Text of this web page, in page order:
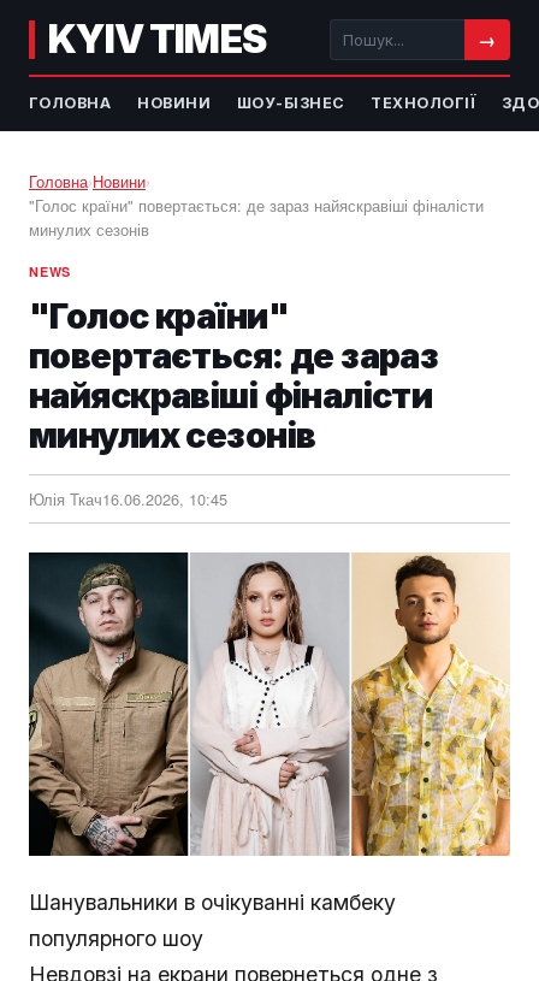
KYIV TIMES →
ГОЛОВНА НОВИНИ ШОУ-БІЗНЕС ТЕХНОЛОГІЇ
Головна›Новини›
"Голос країни" повертається: де зараз найяскравіші фіналісти
минулих сезонів
NEWS
"Голос країни"
повертається: де зараз
найяскравіші фіналісти
минулих сезонів
Юлія Ткач16.06.2026, 10:45
Шанувальники в очікуванні камбеку
популярного шоу
Невдовзі на екрани повернеться одне з